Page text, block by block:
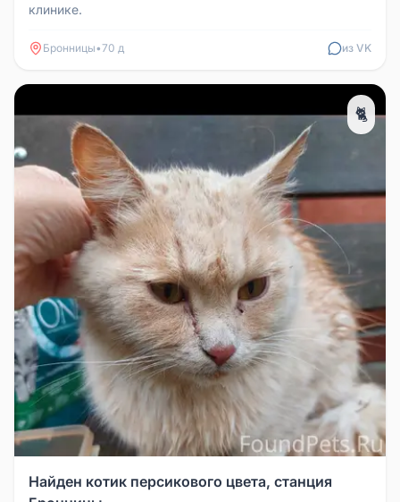
клинике.
Бронницы•70 д из VK
🐈
Найден котик персикового цвета, станция